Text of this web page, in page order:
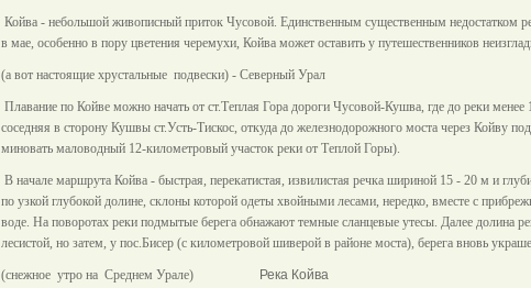
Койва - небольшой живописный приток Чусовой. Единственным существенным недостатком
в мае, особенно в пору цветения черемухи, Койва может оставить у путешественников
(а вот настоящие хрустальные подвески) - Северный Урал
Плавание по Койве можно начать от ст.Теплая Гора дороги Чусовой-Кушва, где до реки менее
соседняя в сторону Кушвы ст.Усть-Тискос, откуда до железнодорожного моста через Койву
миновать маловодный 12-километровый участок реки от Теплой Горы).
В начале маршрута Койва - быстрая, перекатистая, извилистая речка шириной 15 - 20 м и
по узкой глубокой долине, склоны которой одеты хвойными лесами, нередко, вместе с
воде. На поворотах реки подмытые берега обнажают темные сланцевые утесы. Далее долина
лесистой, но затем, у пос.Бисер (с километровой шиверой в районе моста), берега вновь
(снежное утро на Среднем Урале) Река Койва